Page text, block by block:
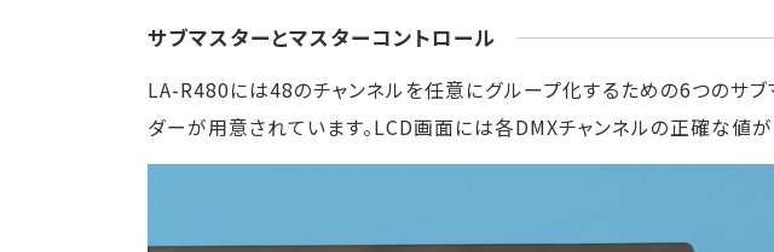
サブマスターとマスターコントロール
LA-R480には48のチャンネルを任意にグループ化するための6つのサブ
ダーが用意されています。LCD画面には各DMXチャンネルの正確な値が